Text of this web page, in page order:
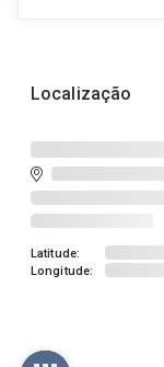
Localização
Latitude:
Longitude: